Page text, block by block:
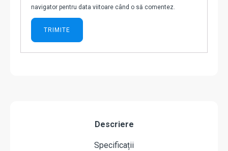
navigator pentru data viitoare când o să comentez.
Descriere
Specificații